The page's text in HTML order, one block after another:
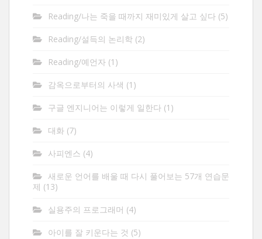
Reading/나는 죽을 때까지 재미있게 살고 싶다 (5)
Reading/설득의 논리학 (2)
Reading/예언자 (1)
감옥으로부터의 사색 (1)
구글 엔지니어는 이렇게 일한다 (1)
대화 (7)
사피엔스 (4)
새로운 언어를 배울 때 다시 풀어보는 57개 연습문
제 (13)
실용주의 프로그래머 (4)
아이를 잘 키운다는 것 (5)